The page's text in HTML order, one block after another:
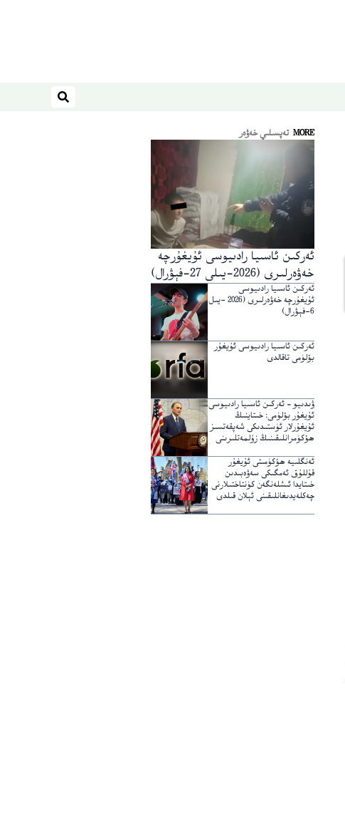
ئىزدەش
MORE تەپسىلىي خەۋەر
ئەركىن ئاسىيا رادىيوسى ئۇيغۇرچە
خەۋەرلىرى (2026-يىلى 27-فېۋرال)
ئەركىن ئاسىيا رادىيوسى
ئۇيغۇرچە خەۋەرلىرى (2026 -يىل
6-فېۋرال)
ئەركىن ئاسىيا رادىيوسى ئۇيغۇر
بۆلۈمى تاقالدى
ۋىدىيو – ئەركىن ئاسىيا رادىيوسى
ئۇيغۇر بۆلۈمى: خىتاينىڭ
ئۇيغۇرلار ئۈستىدىكى شەپقەتسىز
ھۆكۈمرانلىقىنىڭ زۇلمەتلىرىنى
ئەنگلىيە ھۆكۈمىتى ئۇيغۇر
قۇللۇق ئەمگىكى سەۋەبىدىن
خىتايدا ئىشلەنگەن كۈنتاختىلارنى
چەكلەيدىغانلىقىنى ئېلان قىلدى